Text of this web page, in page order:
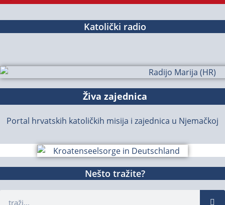
Katolički radio
Živa zajednica
Portal hrvatskih katoličkih misija i zajednica u Njemačkoj
Nešto tražite?